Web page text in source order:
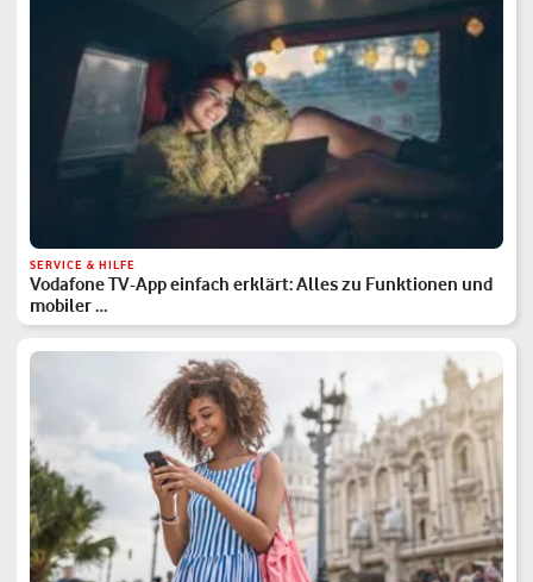
SERVICE & HILFE
Vodafone TV-App einfach erklärt: Alles zu Funktionen und
mobiler …